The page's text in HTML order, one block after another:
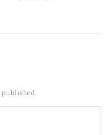
published.